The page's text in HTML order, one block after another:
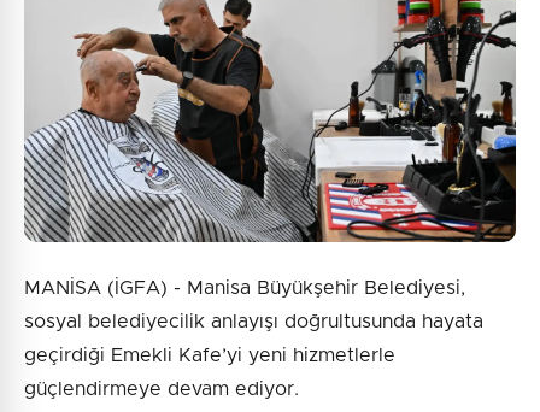
MANİSA (İGFA) - Manisa Büyükşehir Belediyesi,
sosyal belediyecilik anlayışı doğrultusunda hayata
geçirdiği Emekli Kafe’yi yeni hizmetlerle
güçlendirmeye devam ediyor.